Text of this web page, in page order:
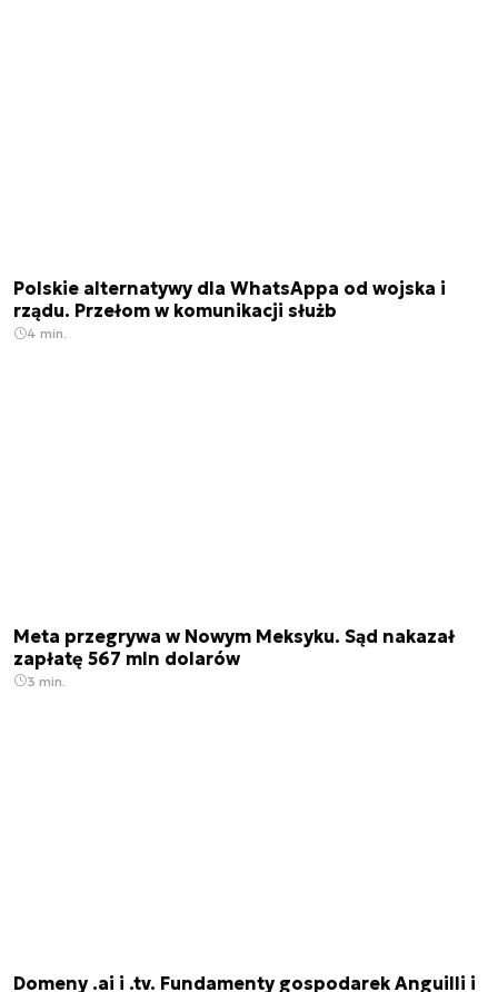
Polskie alternatywy dla WhatsAppa od wojska i
rządu. Przełom w komunikacji służb
4 min.
Meta przegrywa w Nowym Meksyku. Sąd nakazał
zapłatę 567 mln dolarów
3 min.
Domeny .ai i .tv. Fundamenty gospodarek Anguilli i